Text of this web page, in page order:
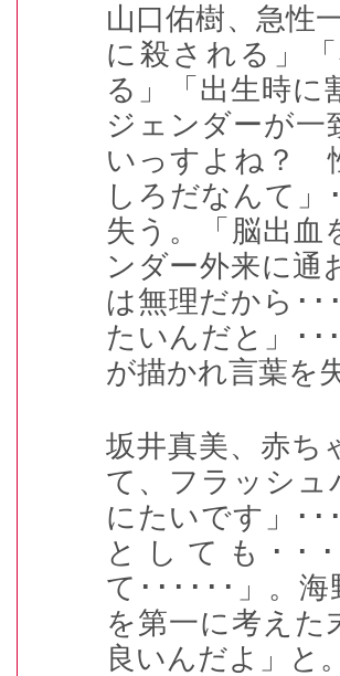
山口佑樹、急性
に殺される」
る」「出生時に
ジェンダーが一
いっすよね？
しろだなんて」
失う。「脳出血
ンダー外来に通
は無理だから ･･
たいんだと」
･･
が描かれ言葉を
坂井真美、赤ち
て、フラッシュ
にたいです」
･･
としても
･･
て ･･････ 」。
を第一に考えた
良いんだよ」と。